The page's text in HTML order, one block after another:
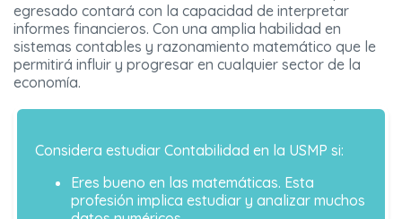
egresado contará con la capacidad de interpretar
informes financieros. Con una amplia habilidad en
sistemas contables y razonamiento matemático que le
permitirá influir y progresar en cualquier sector de la
economía.
Considera estudiar Contabilidad en la USMP si:
Eres bueno en las matemáticas. Esta
profesión implica estudiar y analizar muchos